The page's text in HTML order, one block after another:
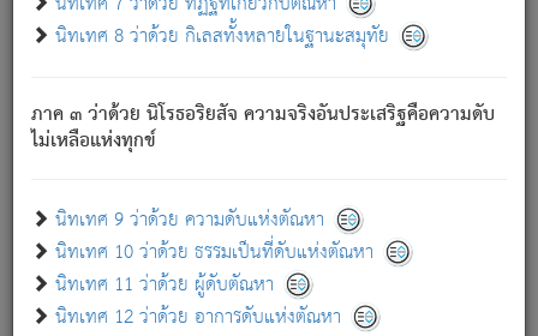
นิทเทศ 8 ว่าด้วย กิเลสทั้งหลายในฐานะสมุทัย
ภาค ๓ ว่าด้วย นิโรธอริยสัจ ความจริงอันประเสริฐคือความดับ
ไม่เหลือแห่งทุกข์
นิทเทศ 9 ว่าด้วย ความดับแห่งตัณหา
นิทเทศ 10 ว่าด้วย ธรรมเป็นที่ดับแห่งตัณหา
นิทเทศ 11 ว่าด้วย ผู้ดับตัณหา
นิทเทศ 12 ว่าด้วย อาการดับแห่งตัณหา
นิพพาน.
ภพใหม่ย่อมไม่มีแก่ภิกษุนั้น ผู้ดับเย็นสนิทแล้ว เพราะไม่มี
ภิกษุนั้น เป็นผู้ครอบงำมารได้แล้ว ชนะสงครามแล้ว ก้าวล่วง
ภพทั้งหลายทั้งปวงได้แล้ว เป็นผู้คงที่ (คือไม่เปลี่ยนแปลงอีกต่อ
- อุ.ขุ. ๒๕/๑๒๑/๘๔.
(ข้อความนี้ เป็นพระพุทธอุทานที่ทรงเปล่งออก ที่โคนต้นโพธิ์
เป็นที่ตรัสรู้ เมื่อตรัสรู้แล้วได้ 7 วัน)